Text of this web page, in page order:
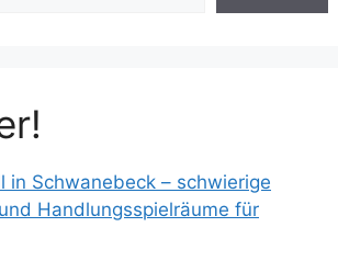
in Schwanebeck – schwierige
Handlungsspielräume für